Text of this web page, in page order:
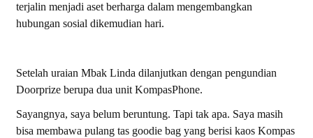
terjalin menjadi aset berharga dalam mengembangkan
hubungan sosial dikemudian hari.
Setelah uraian Mbak Linda dilanjutkan dengan pengundian
Doorprize berupa dua unit KompasPhone.
Sayangnya, saya belum beruntung. Tapi tak apa. Saya masih
bisa membawa pulang tas goodie bag yang berisi kaos Kompas